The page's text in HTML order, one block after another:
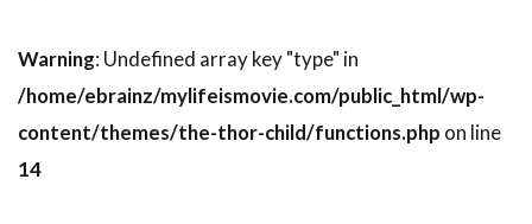
ジョン・ロミータ・Jr
ジョン・ローゼリアス
ジョヴァンナ・ヴィッラ
Warning: Undefined array key "type" in
/home/ebrainz/mylifeismovie.com/public_html/wp-
content/themes/the-thor-child/functions.php on line
14